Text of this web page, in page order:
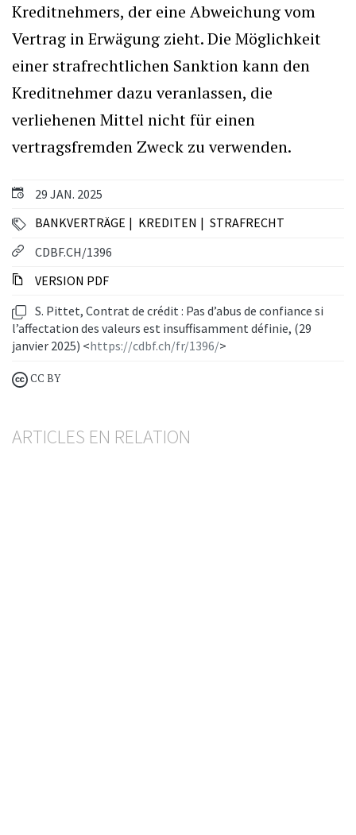
29 JAN. 2025
BANKVERTRÄGE
KREDITEN
STRAFRECHT
CDBF.CH/1396
VERSION PDF
S. Pittet, Contrat de crédit : Pas d’abus de confiance si
l’affectation des valeurs est insuffisamment définie, (29
janvier 2025) <https://cdbf.ch/fr/1396/>
CC BY
ARTICLES EN RELATION
Kreditnehmers, der eine Abweichung vom
Vertrag in Erwägung zieht. Die Möglichkeit
einer strafrechtlichen Sanktion kann den
Kreditnehmer dazu veranlassen, die
verliehenen Mittel nicht für einen
vertragsfremden Zweck zu verwenden.